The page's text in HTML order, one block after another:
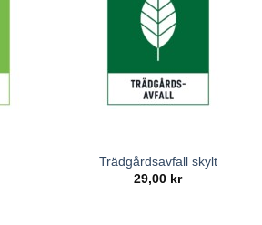
Trädgårdsavfall skylt
29,00 kr